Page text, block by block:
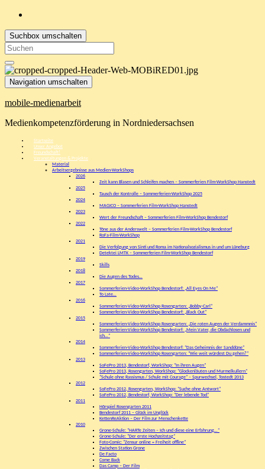
Suchbox umschalten
Search
for:
Navigation umschalten
mobile-medienarbeit
Medienkompetenzförderung in Nordniedersachsen
Startseite
Unser Angebot
Freundschaft!
Veranstaltungen & Projekte
Material
Arbeitsergebnisse aus Medien-WorkShops
2026
Zeit kann Blasen und Schleifen machen – Sommerferien Film-WorkShop Hanstedt
2025
Tausch der Kontrolle – Sommerferien-WorkShop 2025
2024
MAGICO – Sommerferien Film-WorkShop Hanstedt
2023
Wert der Freundschaft – Sommerferien Film-WorkShop Bendestorf
2022
Töne aus der Anderswelt – Sommerferien Film-WorkShop Bendestorf
RoFa-Film-WorkShop
2021
Die Verfolgung von Sinti und Roma im Nationalsozialismus in und um Lüneburg
Detektei LMTK – Sommerferien Film-WorkShop Bendestorf
2019
Skills
2018
Die Augen des Todes…
2017
Sommerferien-Video-WorkShop Bendestorf: „All Eyes On Me“
To Late…
2016
Sommerferien-Video-WorkShop Rosengarten: „Bobby-Carl“
Sommerferien-Video-WorkShop Bendestorf: „Black Out“
2015
Sommerferien-Video-WorkShop Rosengarten: „Die roten Augen der Verdammnis“
Sommerferien-Video-WorkShop Bendestorf: „Mein Vater, die Obdachlosen und
ich…“
2014
Sommerferien-Video-WorkShop Bendestorf: “Das Geheimnis der Sanddüne”
Sommerferien-Video-WorkShop Rosengarten: “Wie weit würdest Du gehen?”
2013
SoFePro 2013, Bendestorf, WorkShop: “In ihren Augen”
SoFePro 2013, Rosengarten, WorkShop: “Glockenläuten und Murmelkullern”
“Schule ohne Rassismus / Schule mit Courage” – Spurwechsel, Tostedt 2013
2012
SoFePro 2012, Rosengarten, WorkShop: “Suche ohne Antwort”
SoFePro 2012, Bendestorf, WorkShop: “Der lebende Tod”
2011
Hörspiel Rosengarten 2011
Bendestorf 2011 – Glück im Unglück
KettenReAktion – Der Film zur Menschenkette
2010
Grone-Schule: “HARTe Zeiten – Ich und diese eine Erfahrung…”
Grone-Schule: “Der erste Hochzeitstag”
Foto-Comic: “Zensur online = Freiheit offline”
Zwischen Station Grone
De Facto
Come Back
Das Camp – Der Film